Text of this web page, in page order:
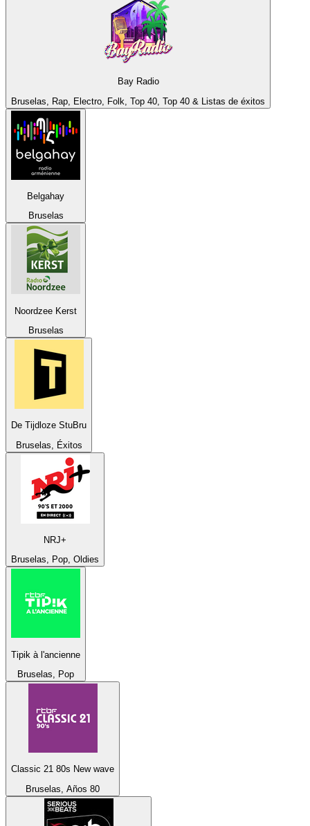
Bay Radio
Bruselas, Rap, Electro, Folk, Top 40, Top 40 & Listas de éxitos
Belgahay
Bruselas
Noordzee Kerst
Bruselas
De Tijdloze StuBru
Bruselas, Éxitos
NRJ+
Bruselas, Pop, Oldies
Tipik à l'ancienne
Bruselas, Pop
Classic 21 80s New wave
Bruselas, Años 80